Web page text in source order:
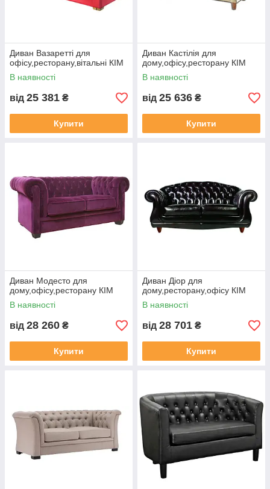
Диван Вазаретті для
офісу,ресторану,вітальні КІМ
В наявності
від 25 381 ₴
Купити
Диван Кастілія для
дому,офісу,ресторану КІМ
В наявності
від 25 636 ₴
Купити
Диван Модесто для
дому,офісу,ресторану КІМ
В наявності
від 28 260 ₴
Купити
Диван Діор для
дому,ресторану,офісу КІМ
В наявності
від 28 701 ₴
Купити